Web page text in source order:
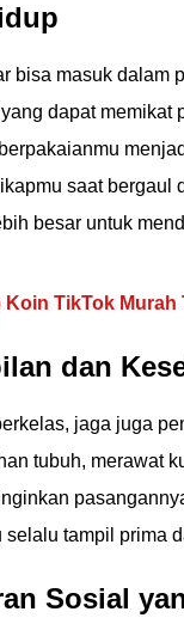
bisa masuk dalam
dapat
saat
besar untuk
Koin TikTok
dan
jaga juga
tubuh, merawat
selalu tampil prima
Sosial